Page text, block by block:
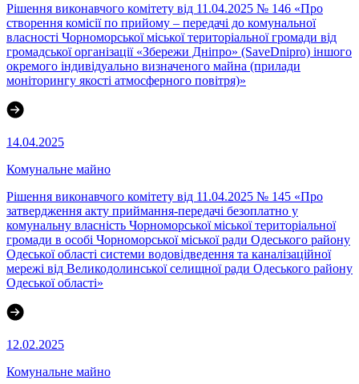
Рішення виконавчого комітету від 11.04.2025 № 146 «Про
створення комісії по прийому – передачі до комунальної
власності Чорноморської міської територіальної громади від
громадської організації «Збережи Дніпро» (SaveDnipro) іншого
окремого індивідуально визначеного майна (прилади
моніторингу якості атмосферного повітря)»
14.04.2025
Комунальне майно
Рішення виконавчого комітету від 11.04.2025 № 145 «Про
затвердження акту приймання-передачі безоплатно у
комунальну власність Чорноморської міської територіальної
громади в особі Чорноморської міської ради Одеського району
Одеської області системи водовідведення та каналізаційної
мережі від Великодолинської селищної ради Одеського району
Одеської області»
12.02.2025
Комунальне майно